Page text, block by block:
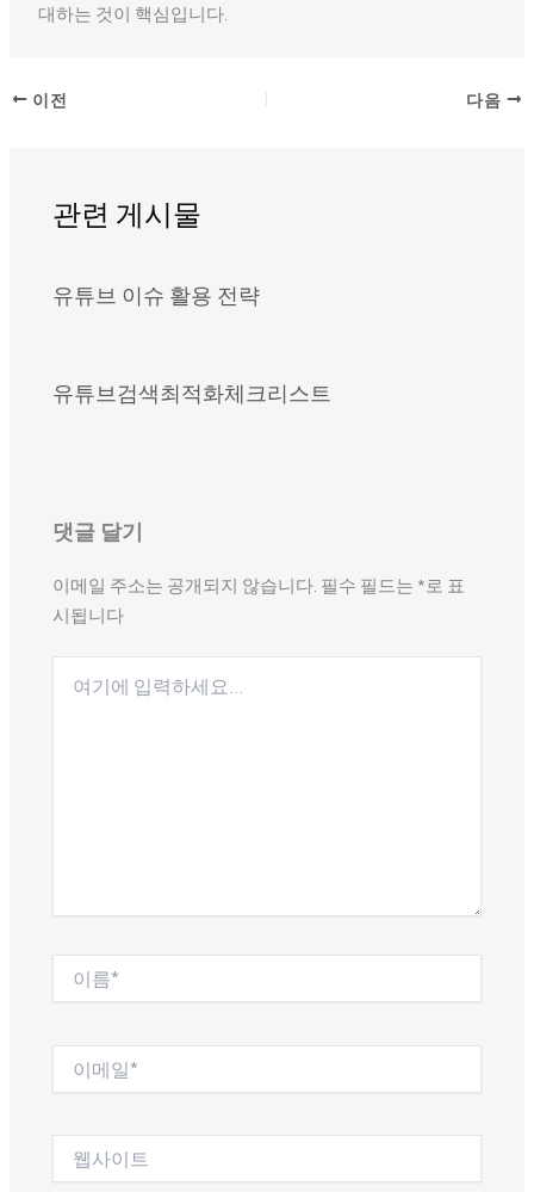
대하는 것이 핵심입니다.
이전 다음
관련 게시물
유튜브 이슈 활용 전략
유튜브검색최적화체크리스트
댓글 달기
이메일 주소는 공개되지 않습니다. 필수 필드는 *로 표
시됩니다